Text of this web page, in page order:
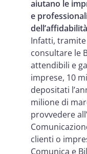
aiutano le
e
Infatti, tramite
consultare le
attendibili e
imprese, 10
depositati
milione di
provvedere
clienti o
Comunica e